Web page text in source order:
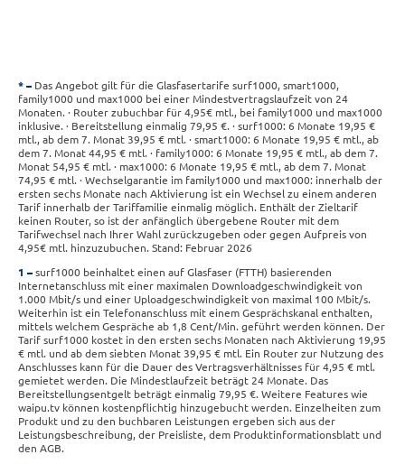
*
Das Angebot gilt für die Glasfasertarife surf1000, smart1000,
family1000 und max1000 bei einer Mindestvertragslaufzeit von 24
Monaten. · Router zubuchbar für 4,95€ mtl., bei family1000 und max1000
inklusive. · Bereitstellung einmalig 79,95 €. · surf1000: 6 Monate 19,95 €
mtl., ab dem 7. Monat 39,95 € mtl. · smart1000: 6 Monate 19,95 € mtl., ab
dem 7. Monat 44,95 € mtl. · family1000: 6 Monate 19,95 € mtl., ab dem 7.
Monat 54,95 € mtl. · max1000: 6 Monate 19,95 € mtl., ab dem 7. Monat
74,95 € mtl. · Wechselgarantie im family1000 und max1000: innerhalb der
ersten sechs Monate nach Aktivierung ist ein Wechsel zu einem anderen
Tarif innerhalb der Tariffamilie einmalig möglich. Enthält der Zieltarif
keinen Router, so ist der anfänglich übergebene Router mit dem
Tarifwechsel nach Ihrer Wahl zurückzugeben oder gegen Aufpreis von
4,95€ mtl. hinzuzubuchen. Stand: Februar 2026
1
surf1000 beinhaltet einen auf Glasfaser (FTTH) basierenden
Internetanschluss mit einer maximalen Downloadgeschwindigkeit von
1.000 Mbit/s und einer Uploadgeschwindigkeit von maximal 100 Mbit/s.
Weiterhin ist ein Telefonanschluss mit einem Gesprächskanal enthalten,
mittels welchem Gespräche ab 1,8 Cent/Min. geführt werden können. Der
Tarif surf1000 kostet in den ersten sechs Monaten nach Aktivierung 19,95
€ mtl. und ab dem siebten Monat 39,95 € mtl. Ein Router zur Nutzung des
Anschlusses kann für die Dauer des Vertragsverhältnisses für 4,95 € mtl.
gemietet werden. Die Mindestlaufzeit beträgt 24 Monate. Das
Bereitstellungsentgelt beträgt einmalig 79,95 €. Weitere Features wie
waipu.tv können kostenpflichtig hinzugebucht werden. Einzelheiten zum
Produkt und zu den buchbaren Leistungen ergeben sich aus der
Leistungsbeschreibung, der Preisliste, dem Produktinformationsblatt und
den AGB.